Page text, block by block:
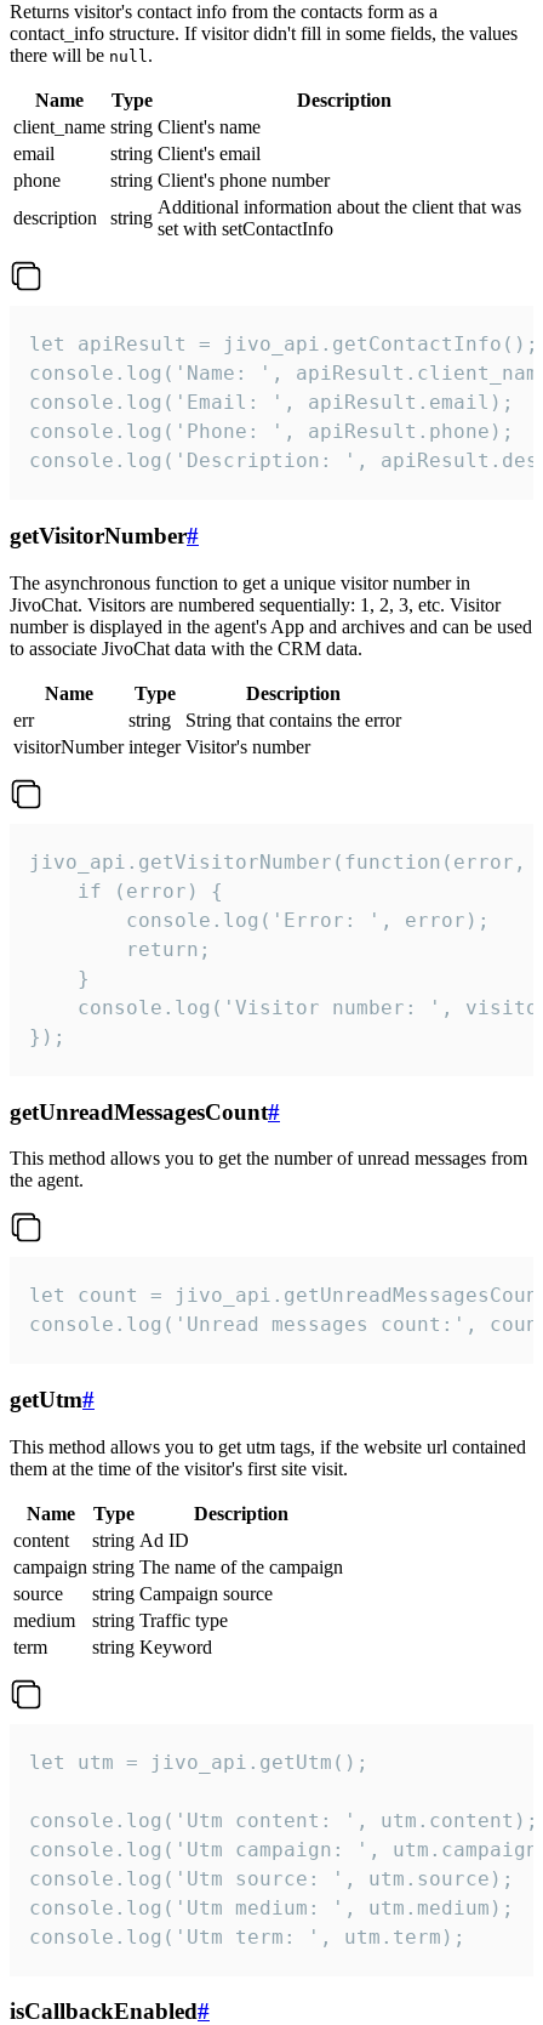
Returns visitor's contact info from the contacts form as a
contact_info structure. If visitor didn't fill in some fields, the values
there will be null.
Name Type
Description
client_name string Client's name
email
string Client's email
phone
string Client's phone number
description
string
Additional information about the client that was
set with setContactInfo
let apiResult = jivo_api.getContactInfo();
console.log('Name: ',
console.log('Email: ', apiResult.email);
console.log('Phone: ', apiResult.phone);
console.log('Description: ',
getVisitorNumber#
The asynchronous function to get a unique visitor number in
JivoChat. Visitors are numbered sequentially: 1, 2, 3, etc. Visitor
number is displayed in the agent's App and archives and can be used
to associate JivoChat data with the CRM data.
Name Type
Description
err
string
String that contains the error
visitorNumber integer Visitor's number
jivo_api.getVisitorNumber(function(error,
    if (error) {
        console.log('Error: ', error);
        return;
    }
console.log('Visitor number: ',
});
getUnreadMessagesCount#
This method allows you to get the number of unread messages from
the agent.
let count =
console.log('Unread messages count:',
getUtm#
This method allows you to get utm tags, if the website url contained
them at the time of the visitor's first site visit.
Name Type
Description
content
string Ad ID
campaign string The name of the campaign
source
string Campaign source
medium
string Traffic type
term
string Keyword
let utm = jivo_api.getUtm();
console.log('Utm content: ', utm.content);
console.log('Utm campaign: ',
console.log('Utm source: ', utm.source);
console.log('Utm medium: ', utm.medium);
console.log('Utm term: ', utm.term);
isCallbackEnabled#